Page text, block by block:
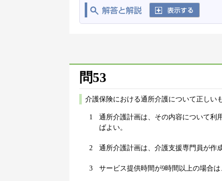
問53
介護保険における通所介護について正しい
1
通所介護計画は、その内容について利
ばよい。
2 通所介護計画は、介護支援専門員が作
3 サービス提供時間が9時間以上の場合